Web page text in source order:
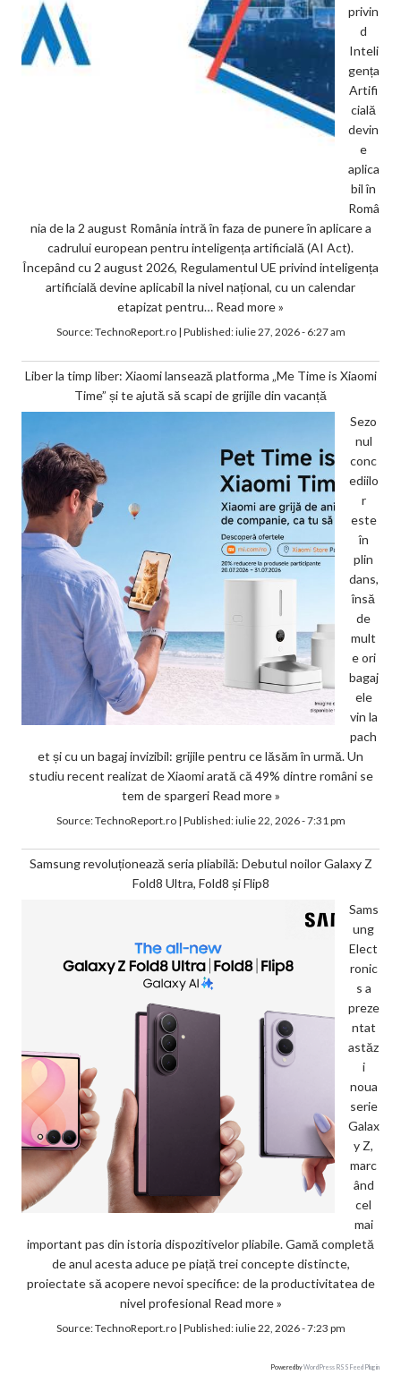
privin
d
Inteli
gența
Artifi
cială
devin
e
aplica
bil în
Româ
nia de la 2 august România intră în faza de punere în aplicare a
cadrului european pentru inteligența artificială (AI Act).
Începând cu 2 august 2026, Regulamentul UE privind inteligența
artificială devine aplicabil la nivel național, cu un calendar
etapizat pentru… Read more »
Source:TechnoReport.ro| Published:iulie 27, 2026 - 6:27 am
Liber la timp liber: Xiaomi lansează platforma „Me Time is Xiaomi
Time” și te ajută să scapi de grijile din vacanță
Sezo
nul
conc
ediilo
r
este
în
plin
dans,
însă
de
mult
e ori
bagaj
ele
vin la
pach
et și cu un bagaj invizibil: grijile pentru ce lăsăm în urmă. Un
studiu recent realizat de Xiaomi arată că 49% dintre români se
tem de spargeri Read more »
Source:TechnoReport.ro| Published:iulie 22, 2026 - 7:31 pm
Samsung revoluționează seria pliabilă: Debutul noilor Galaxy Z
Fold8 Ultra, Fold8 și Flip8
Sams
ung
Elect
ronic
s a
preze
ntat
astăz
i
noua
serie
Galax
y Z,
marc
ând
cel
mai
important pas din istoria dispozitivelor pliabile. Gamă completă
de anul acesta aduce pe piață trei concepte distincte,
proiectate să acopere nevoi specifice: de la productivitatea de
nivel profesional Read more »
Source:TechnoReport.ro| Published:iulie 22, 2026 - 7:23 pm
Powered byWordPress RSS Feed Plugin